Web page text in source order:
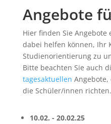
Angebote
Hier finden Sie
dabei helfen können, Ihr
Studienorientierung zu
Bitte beachten Sie auch
tagesaktuellen
die Schüler/innen richten.
10.02. - 20.02.25